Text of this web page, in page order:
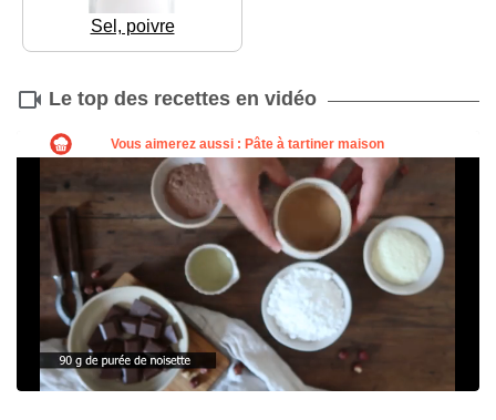
Sel, poivre
Le top des recettes en vidéo